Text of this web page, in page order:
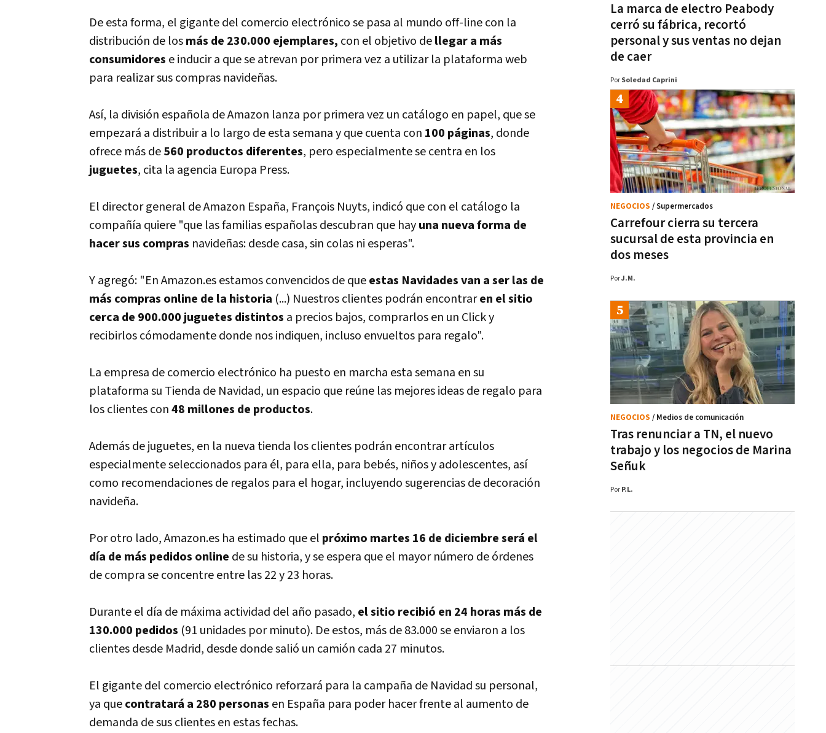
De esta forma, el gigante del comercio electrónico se pasa al mundo off-line con la
distribución de losmás de 230.000 ejemplares, con el objetivo dellegar a más
consumidores e inducir a que se atrevan por primera vez a utilizar la plataforma web
para realizar sus compras navideñas.
Así, la división española de Amazon lanza por primera vez un catálogo en papel, que se
empezará a distribuir a lo largo de esta semana y que cuenta con 100 páginas, donde
ofrece más de560 productos diferentes, pero especialmente se centra en los
juguetes, cita la agencia Europa Press.
El director general de Amazon España, François Nuyts, indicó que con el catálogo la
compañía quiere "que las familias españolas descubran que hayuna nueva forma de
hacer sus compras navideñas: desde casa, sin colas ni esperas".
Y agregó: "En Amazon.es estamos convencidos de queestas Navidades van a ser las de
más compras online de la historia (...) Nuestros clientes podrán encontraren el sitio
cerca de 900.000 juguetes distintos a precios bajos, comprarlos en un Click y
recibirlos cómodamente donde nos indiquen, incluso envueltos para regalo".
La empresa de comercio electrónico ha puesto en marcha esta semana en su
plataforma su Tienda de Navidad, un espacio que reúne las mejores ideas de regalo para
los clientes con48 millones de productos.
Además de juguetes, en la nueva tienda los clientes podrán encontrar artículos
especialmente seleccionados para él, para ella, para bebés, niños y adolescentes, así
como recomendaciones de regalos para el hogar, incluyendo sugerencias de decoración
navideña.
Por otro lado, Amazon.es ha estimado que el próximo martes 16 de diciembre será el
día de más pedidos online de su historia, y se espera que el mayor número de órdenes
de compra se concentre entre las 22 y 23 horas.
Durante el día de máxima actividad del año pasado, el sitio recibió en 24 horas más de
130.000 pedidos (91 unidades por minuto). De estos, más de 83.000 se enviaron a los
clientes desde Madrid, desde donde salió un camión cada 27 minutos.
El gigante del comercio electrónico reforzará para la campaña de Navidad su personal,
ya quecontratará a 280 personas en España para poder hacer frente al aumento de
demanda de sus clientes en estas fechas.
La marca de electro Peabody
cerró su fábrica, recortó
personal y sus ventas no dejan
de caer
Por Soledad Caprini
Carrefour cierra su tercera
sucursal de esta provincia en
dos meses
NEGOCIOS / Supermercados
PorJ.M.
Tras renunciar a TN, el nuevo
trabajo y los negocios de Marina
Señuk
NEGOCIOS / Medios de comunicación
Por P.L.